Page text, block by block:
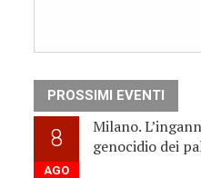
PROSSIMI EVENTI
8
AGO
Milano.
genocidio dei